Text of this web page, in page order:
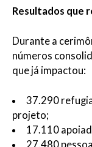
Resultados que
Durante a
números
que já impactou:
37.290
projeto;
17.110
27.480